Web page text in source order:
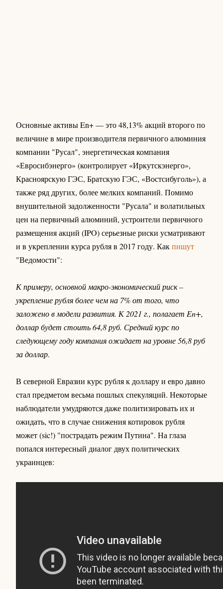
Основные активы En+ — это 48,13% акций второго по
величине в мире производителя первичного алюминия
компании "Русал", энергетическая компания
«Евросибэнерго» (контролирует «Иркутскэнерго»,
Красноярскую ГЭС, Братскую ГЭС, «Востсибуголь»), а
также ряд других, более мелких компаний. Помимо
внушительной задолженности "Русала" и волатильных
цен на первичный алюминий, устроители первичного
размещения акций (IPO) серьезные риски усматривают
и в укреплении курса рубля в 2017 году. Какпишут
"Ведомости":
К примеру, основной макро-экономический риск –
укрепление рубля более чем на 7% от того, что
заложено в модели развития. К 2021 г., полагает En+,
доллар будет стоить 64,8 руб. Средний курс по
следующему году компания ожидает на уровне 56,8 руб
за доллар.
В северной Евразии курс рубля к доллару и евро давно
стал предметом весьма пошлых спекуляций. Некоторые
наблюдатели умудряются даже политизировать их и
ожидать, что в случае снижения котировок рубля
может (sic!) "пострадать режим Путина". На глаза
попался интересный диалог двух политических
украинцев: